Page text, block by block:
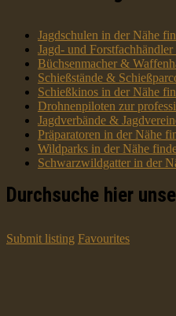
Jagdschulen in der Nähe
Jagd- und
Büchsenmacher &
Schießstände &
Schießkinos in der Nähe
Drohnenpiloten zur
Jagdverbände &
Präparatoren in der Nähe
Wildparks in der Nähe
Schwarzwildgatter in der
Durchsuche hier
Submit listing Favourites